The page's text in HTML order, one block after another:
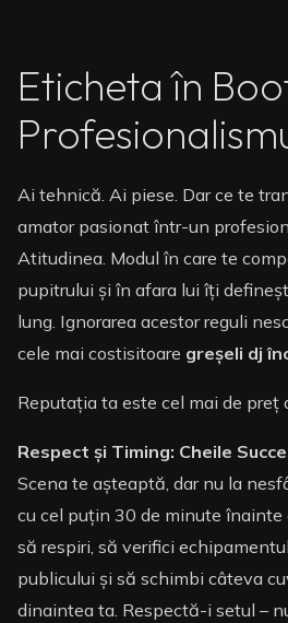
Eticheta în
Ai tehnică. Ai piese. Dar ce te
amator pasionat într-un
Atitudinea. Modul în care te
pupitrului și în afara lui îți
lung. Ignorarea acestor reguli
cele mai costisitoare greșeli dj
Reputația ta este cel mai de preț
Respect și Timing: Cheile
Scena te așteaptă, dar nu la
cu cel puțin 30 de minute
să respiri, să verifici
publicului și să schimbi câteva
dinaintea ta. Respectă-i setul –